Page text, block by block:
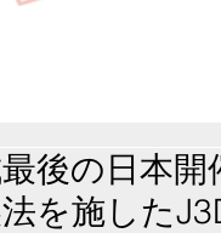
後の日本
を施した